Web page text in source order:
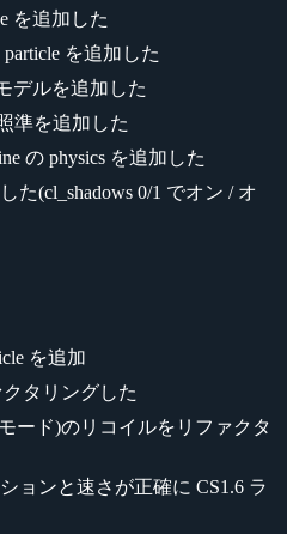
を追加した
を追加した
デルを追加した
準を追加した
の physics を追加した
た(cl_shadows 0/1 でオン / オ
を追加
タリングした
ード)のリコイルをリファクタ
ョンと速さが正確に CS1.6 ラ